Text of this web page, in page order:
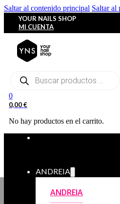
Saltar al contenido principal Saltar al
YOUR NAILS SHOP
MI CUENTA
Búsqueda
0
0,00€
No hay productos en el carrito.
ANDREIA
ANDREIA